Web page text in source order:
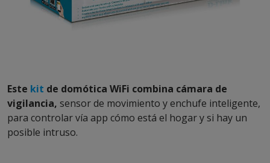
Este kit de domótica WiFi combina cámara de
vigilancia, sensor de movimiento y enchufe inteligente,
para controlar vía app cómo está el hogar y si hay un
posible intruso.